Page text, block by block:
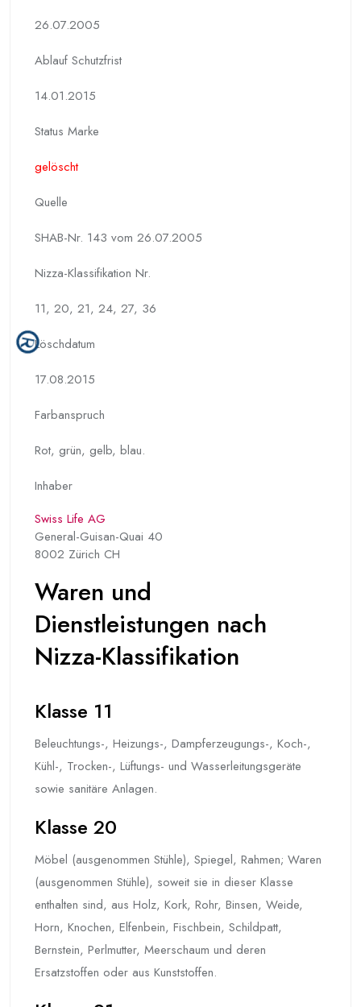
26.07.2005
Ablauf Schutzfrist
14.01.2015
Status Marke
gelöscht
Quelle
SHAB-Nr. 143 vom 26.07.2005
Nizza-Klassifikation Nr.
11, 20, 21, 24, 27, 36
Löschdatum
17.08.2015
Farbanspruch
Rot, grün, gelb, blau.
Inhaber
Swiss Life AG
General-Guisan-Quai 40
8002 Zürich CH
Waren und
Dienstleistungen nach
Nizza-Klassifikation
Klasse 11
Beleuchtungs-, Heizungs-, Dampferzeugungs-, Koch-,
Kühl-, Trocken-, Lüftungs- und Wasserleitungsgeräte
sowie sanitäre Anlagen.
Klasse 20
Möbel (ausgenommen Stühle), Spiegel, Rahmen; Waren
(ausgenommen Stühle), soweit sie in dieser Klasse
enthalten sind, aus Holz, Kork, Rohr, Binsen, Weide,
Horn, Knochen, Elfenbein, Fischbein, Schildpatt,
Bernstein, Perlmutter, Meerschaum und deren
Ersatzstoffen oder aus Kunststoffen.